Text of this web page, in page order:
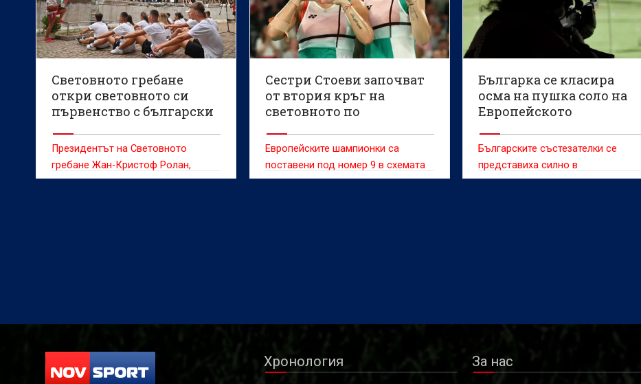
Световното гребане
откри световното си
първенство с български
гребане
Президентът на Световното
гребане Жан-Кристоф Ролан,
министърът на младежта и спорта
Сестри Стоеви започват
от втория кръг на
световното по
Европейските шампионки са
поставени под номер 9 в схемата
Българка се класира
осма на пушка соло на
Европейското
стрелба
Българските състезателки се
представиха силно в
дисциплината 10 метра пушка,
Хронология За нас